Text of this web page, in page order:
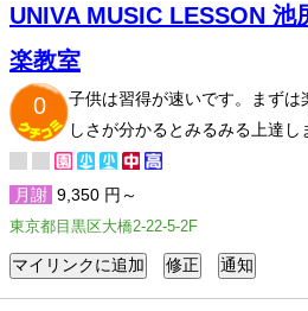
UNIVA MUSIC LESSON 池
楽教室
0
子供は習得が速いです。まず
しさが分かるとみるみる上達し
月謝 9,350 円～
東京都目黒区大橋2-22-5-2F